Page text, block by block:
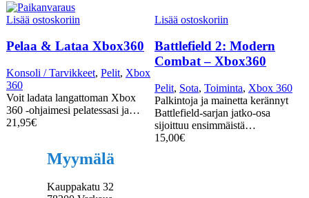
Lisää ostoskoriin
Pelaa & Lataa Xbox360
Konsoli / Tarvikkeet, Pelit, Xbox
360
Voit ladata langattoman Xbox
360 -ohjaimesi pelatessasi ja…
21,95€
Lisää ostoskoriin
Battlefield 2: Modern
Combat – Xbox360
Pelit, Sota, Toiminta, Xbox 360
Palkintoja ja mainetta kerännyt
Battlefield-sarjan jatko-osa
sijoittuu ensimmäistä…
15,00€
Myymälä
Kauppakatu 32